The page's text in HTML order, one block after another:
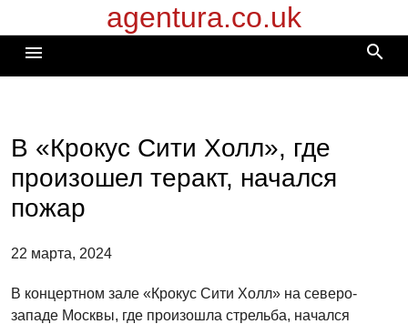
к
содержимому
agentura.co.uk
menu search
В «Крокус Сити Холл», где
произошел теракт, начался
пожар
22 марта, 2024
В концертном зале «Крокус Сити Холл» на северо-
западе Москвы, где произошла стрельба, начался